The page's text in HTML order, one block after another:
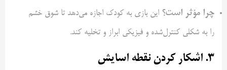
چرا مؤثر است؟ این بازی به کودک اجازه می‌دهد تا شوق خشم
را به شکلی کنترل‌شده و فیزیکی ابراز و تخلیه کند.
۳. اشکار کردن نقطه اسایش